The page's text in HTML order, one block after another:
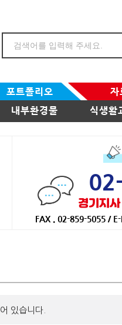
포트폴리오
자
내부환경물 식생활
경기지
FAX . 02-859-5055 /
있습니다.